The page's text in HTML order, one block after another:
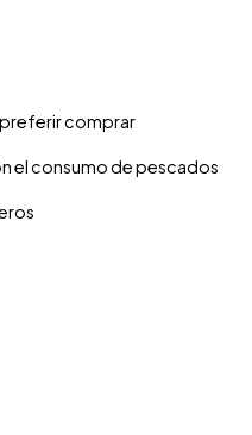
preferir comprar
el consumo de pescados